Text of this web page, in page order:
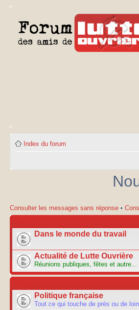
Index du forum
Consulter les messages sans réponse •
Dans le monde du travail
Actualité de Lutte Ouvrière
Réunions publiques, fêtes et autre...
Politique française
Tout ce qui touche de près ou de